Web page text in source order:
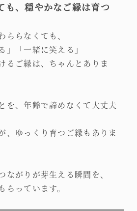
も、穏やかなご縁は育つ
ららなくても、
」「一緒に笑える」
るご縁は、ちゃんとありま
を、年齢で諦めなくて大丈夫
、ゆっくり育つご縁もありま
ながりが芽生える瞬間を、
らっています。